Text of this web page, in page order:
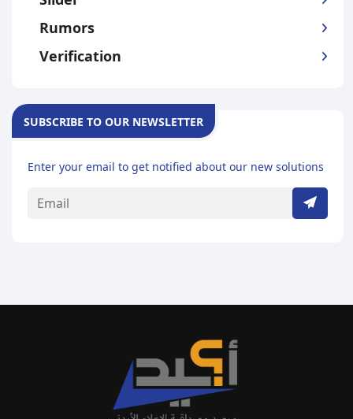
Rumors
Verification
SUBSCRIBE TO OUR NEWSLETTER
Enter your email to get notified about our new solutions